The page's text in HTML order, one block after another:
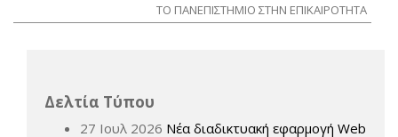
ΤΟ ΠΑΝΕΠΙΣΤΗΜΙΟ ΣΤΗΝ ΕΠΙΚΑΙΡΟΤΗΤΑ
Δελτία Τύπου
27 Ιουλ 2026 Νέα διαδικτυακή εφαρμογή Web